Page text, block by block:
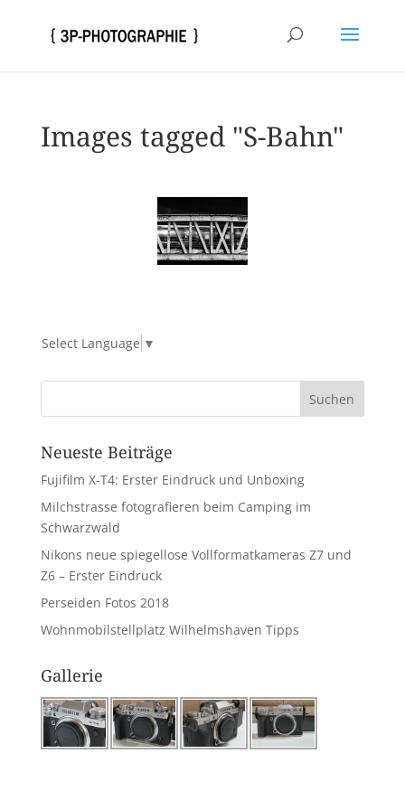
Images tagged "S-Bahn"
Select Language ▼
Neueste Beiträge
Fujifilm X-T4: Erster Eindruck und Unboxing
Milchstrasse fotografieren beim Camping im
Schwarzwald
Nikons neue spiegellose Vollformatkameras Z7 und
Z6 – Erster Eindruck
Perseiden Fotos 2018
Wohnmobilstellplatz Wilhelmshaven Tipps
Gallerie